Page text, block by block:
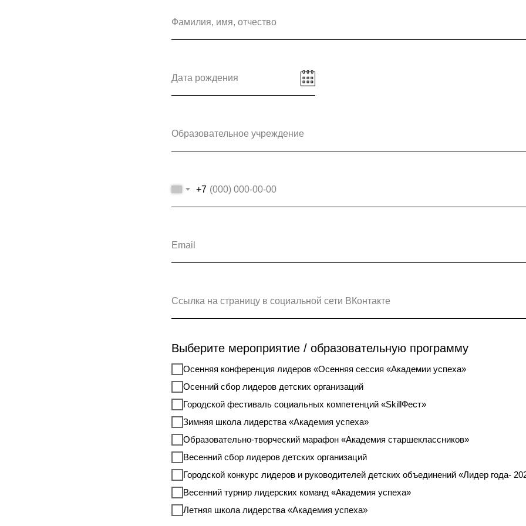
Фамилия, имя, отчество
Дата рождения
Образовательное учреждение
+7
Email
Ссылка на страницу в социальной сети ВКонтакте
Выберите мероприятие / образовательную программу
Осенняя конференция лидеров «Осенняя сессия «Академии успеха»
Осенний сбор лидеров детских организаций
Городской фестиваль социальных компетенций «SkillФест»
Зимняя школа лидерства «Академия успеха»
Образовательно-творческий марафон «Академия старшеклассников»
Весенний сбор лидеров детских организаций
Городской конкурс лидеров и руководителей детских объединений «Лидер года-
Весенний турнир лидерских команд «Академия успеха»
Летняя школа лидерства «Академия успеха»